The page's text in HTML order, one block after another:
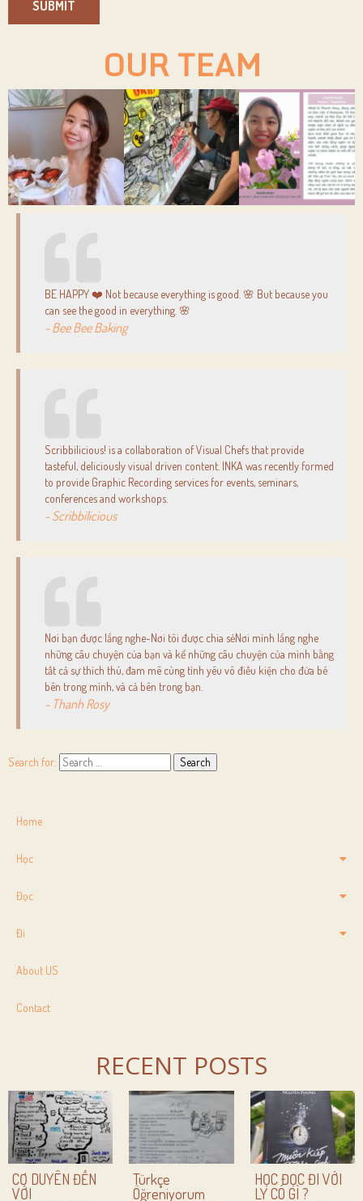
SUBMIT
OUR TEAM
BE HAPPY ❤️ Not because everything is good. 🌸 But because you
can see the good in everything. 🌸
- Bee Bee Baking
Scribbilicious! is a collaboration of Visual Chefs that provide
tasteful, deliciously visual driven content. INKA was recently formed
to provide Graphic Recording services for events, seminars,
conferences and workshops.
- Scribbilicious
Nơi bạn được lắng nghe-Nơi tôi được chia sẻNơi mình lắng nghe
những câu chuyện của bạn và kể những câu chuyện của mình bằng
tất cả sự thích thú, đam mê cùng tình yêu vô điều kiện cho đứa bé
bên trong mình, và cả bên trong bạn.
- Thanh Rosy
Search for:
Home
Học
Đọc
Đi
About US
Contact
RECENT POSTS
CƠ DUYÊN ĐẾN
VỚI
Türkçe
Öğreniyorum
HỌC ĐỌC ĐI VỚI
LY CÓ GÌ ?